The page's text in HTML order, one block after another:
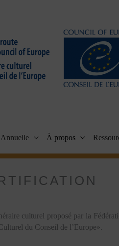
À propos
culturel proposé par la
du Conseil de l’Europe».